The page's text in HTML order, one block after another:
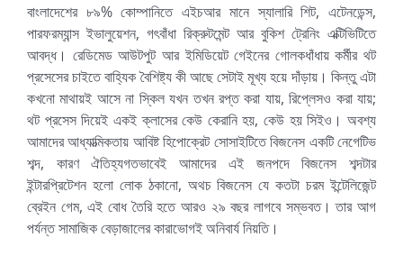
বাংলাদেশের ৮৯% কোম্পানিতে এইচআর মানে স্যালারি শিট, এটেনডেন্স,
পারফরম্যান্স ইভালুয়েশন, গৎবাঁধা রিক্রুটমেন্ট আর বুকিশ ট্রেনিং এক্টিভিটিতে
আবদ্ধ। রেডিমেড আউটপুট আর ইমিডিয়েট গেইনের গোলকধাঁধায় কর্মীর থট
প্রসেসের চাইতে বাহ্যিক বৈশিষ্ট্য কী আছে সেটাই মূখ্য হয়ে দাঁড়ায়। কিন্তু এটা
কখনো মাথায়ই আসে না স্কিল যখন তখন রপ্ত করা যায়, রিপ্লেসও করা যায়;
থট প্রসেস দিয়েই একই ক্লাসের কেউ কেরানি হয়, কেউ হয় সিইও। অবশ্য
আমাদের আধ্যাত্মিকতায় আবিষ্ট হিপোক্রেট সোসাইটিতে বিজনেস একটি নেগেটিভ
শব্দ, কারণ ঐতিহ্যগতভাবেই আমাদের এই জনপদে বিজনেস শব্দটার
ইন্টারপ্রিটেশন হলো লোক ঠকানো, অথচ বিজনেস যে কতটা চরম ইন্টেলিজেন্ট
ব্রেইন গেম, এই বোধ তৈরি হতে আরও ২৯ বছর লাগবে সম্ভবত। তার আগ
পর্যন্ত সামাজিক বেড়াজালের কারাভোগই অনিবার্য নিয়তি।